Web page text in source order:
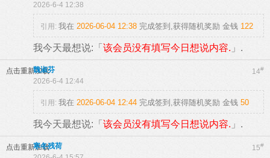
2026-6-4 12:38
引用: 我在 2026-06-04 12:38 完成签到,获得随机奖励 金钱 122
我今天最想说:「 该会员没有填写今日想说内容. 」.
点击重新加载 14#
魏淑芬
2026-6-4 12:44
引用: 我在 2026-06-04 12:44 完成签到,获得随机奖励 金钱 50
我今天最想说:「 该会员没有填写今日想说内容. 」.
点击重新加载 15#
寒冬残荷